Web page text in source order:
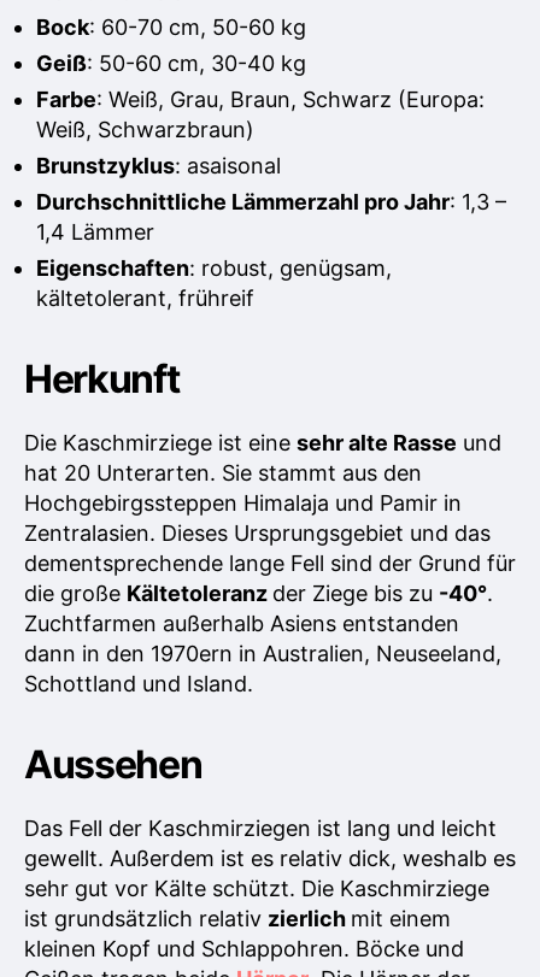
o
r
c
h
n
d
u
e
Bock: 60-70 cm, 50-60 kg
Geiß: 50-60 cm, 30-40 kg
Farbe: Weiß, Grau, Braun, Schwarz (Europa:
Weiß, Schwarzbraun)
Brunstzyklus: asaisonal
Durchschnittliche Lämmerzahl pro Jahr: 1,3 –
1,4 Lämmer
Eigenschaften: robust, genügsam,
kältetolerant, frühreif
Herkunft
Die Kaschmirziege ist eine sehr alte Rasse und
hat 20 Unterarten. Sie stammt aus den
Hochgebirgssteppen Himalaja und Pamir in
Zentralasien. Dieses Ursprungsgebiet und das
dementsprechende lange Fell sind der Grund für
die große Kältetoleranz der Ziege bis zu -40°.
Zuchtfarmen außerhalb Asiens entstanden
dann in den 1970ern in Australien, Neuseeland,
Schottland und Island.
Aussehen
Das Fell der Kaschmirziegen ist lang und leicht
gewellt. Außerdem ist es relativ dick, weshalb es
sehr gut vor Kälte schützt. Die Kaschmirziege
ist grundsätzlich relativ zierlich mit einem
kleinen Kopf und Schlappohren. Böcke und